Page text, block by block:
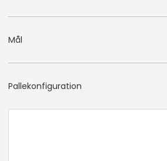
Mål
Pallekonfiguration